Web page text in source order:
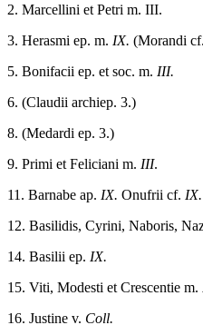
2. Marcellini et Petri m. III.
3. Herasmi ep. m. IX. (Morandi
5. Bonifacii ep. et soc. m. III.
6. (Claudii archiep. 3.)
8. (Medardi ep. 3.)
9. Primi et Feliciani m. III.
11. Barnabe ap. IX. Onufrii cf. IX.
12. Basilidis, Cyrini, Naboris,
14. Basilii ep. IX.
15. Viti, Modesti et Crescentie m.
16. Justine v. Coll.